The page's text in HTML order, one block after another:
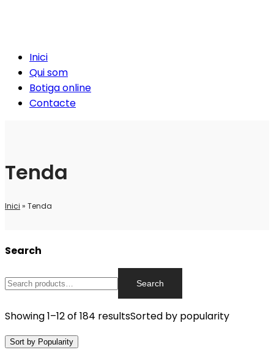
Inici
Qui som
Botiga online
Contacte
Tenda
Inici » Tenda
Search
Search
Showing 1–12 of 184 resultsSorted by popularity
Sort by Popularity